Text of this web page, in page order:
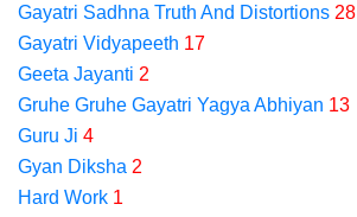
Gayatri Sadhna Truth And Distortions 28
Gayatri Vidyapeeth 17
Geeta Jayanti 2
Gruhe Gruhe Gayatri Yagya Abhiyan 13
Guru Ji 4
Gyan Diksha 2
Hard Work 1